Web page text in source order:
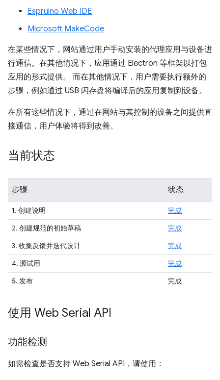
Espruino Web IDE
Microsoft MakeCode
在某些情况下，网站通过用户手动安装的代理应用与设备进
行通信。在其他情况下，应用通过 Electron 等框架以打包
应用的形式提供。 而在其他情况下，用户需要执行额外的
步骤，例如通过 USB 闪存盘将编译后的应用复制到设备。
在所有这些情况下，通过在网站与其控制的设备之间提供直
接通信，用户体验将得到改善。
当前状态
步骤 状态
1. 创建说明
完成
2. 创建规范的初始草稿
完成
3. 收集反馈并迭代设计
完成
4. 源试用
完成
5. 发布
完成
使用 Web Serial API
功能检测
如需检查是否支持 Web Serial API，请使用：